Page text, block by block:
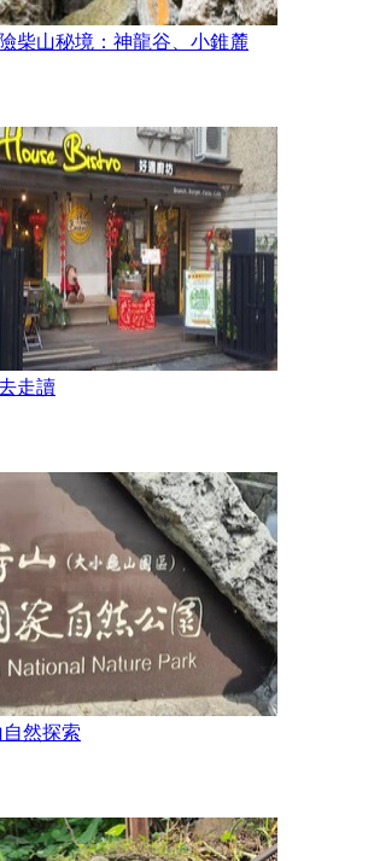
柴山秘境：神龍谷、小錐麓
走讀
然探索